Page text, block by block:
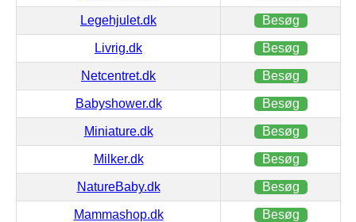
Legehjulet.dk Besøg
Livrig.dk Besøg
Netcentret.dk Besøg
Babyshower.dk Besøg
Miniature.dk Besøg
Milker.dk Besøg
NatureBaby.dk Besøg
Mammashop.dk Besøg